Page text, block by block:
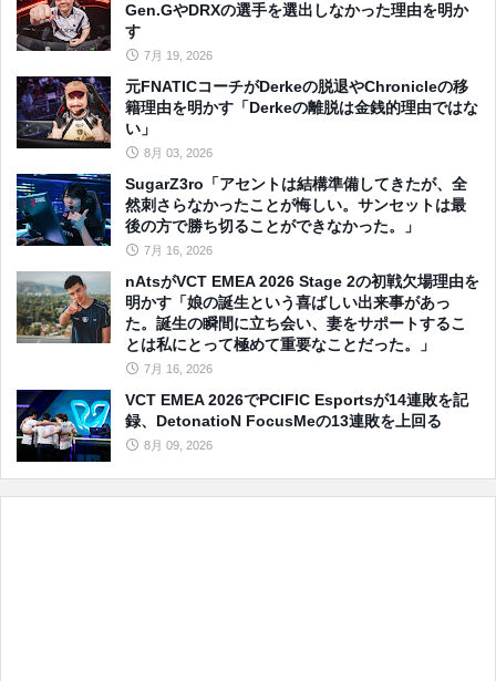
Gen.GやDRXの選手を選出しなかった理由を明か
す
7月 19, 2026
元FNATICコーチがDerkeの脱退やChronicleの移
籍理由を明かす「Derkeの離脱は金銭的理由ではな
い」
8月 03, 2026
SugarZ3ro「アセントは結構準備してきたが、全
然刺さらなかったことが悔しい。サンセットは最
後の方で勝ち切ることができなかった。」
7月 16, 2026
nAtsがVCT EMEA 2026 Stage 2の初戦欠場理由を
明かす「娘の誕生という喜ばしい出来事があっ
た。誕生の瞬間に立ち会い、妻をサポートするこ
とは私にとって極めて重要なことだった。」
7月 16, 2026
VCT EMEA 2026でPCIFIC Esportsが14連敗を記
録、DetonatioN FocusMeの13連敗を上回る
8月 09, 2026